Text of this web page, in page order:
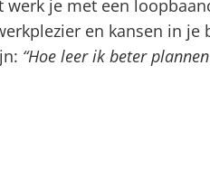
je met een
en kansen in
“Hoe leer ik beter